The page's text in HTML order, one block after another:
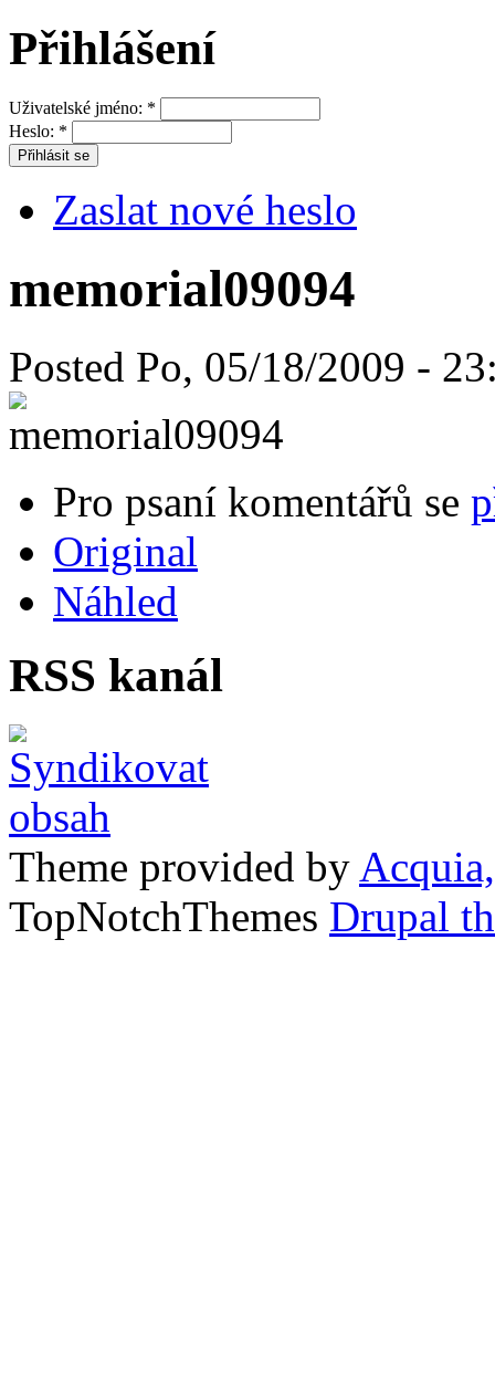
Přihlášení
Uživatelské jméno: *
Heslo: *
Zaslat nové heslo
memorial09094
Posted Po, 05/18/2009 -
Pro psaní komentářů se
Original
Náhled
RSS kanál
Theme provided by
TopNotchThemes Drupal